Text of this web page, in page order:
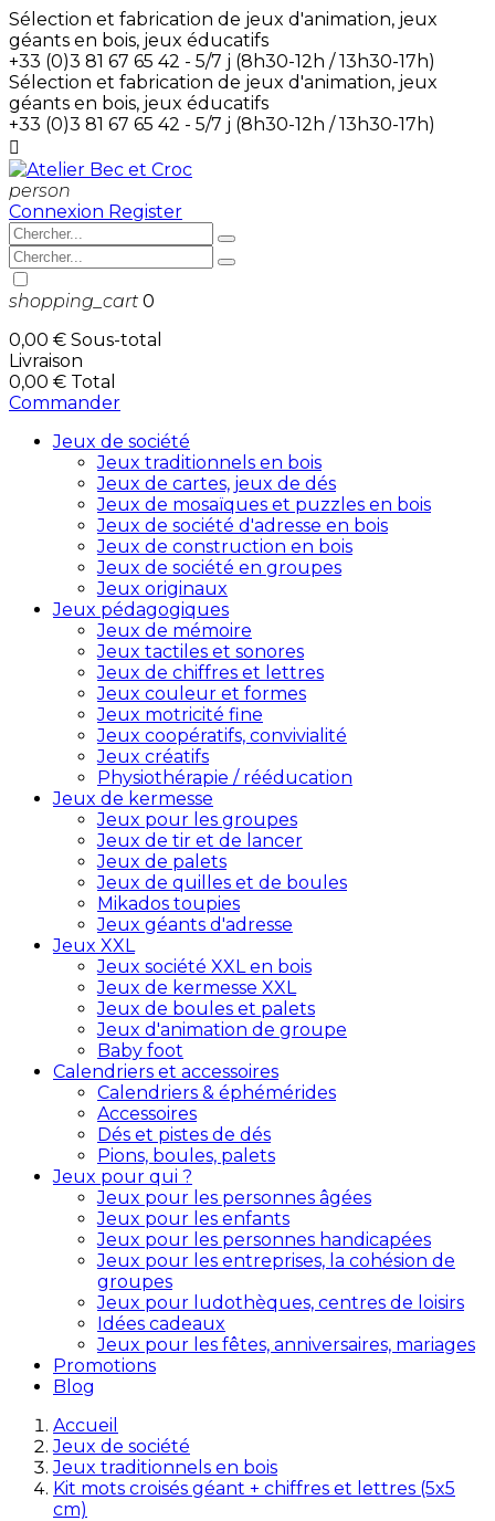
Sélection et fabrication de jeux d'animation, jeux
géants en bois, jeux éducatifs
+33 (0)3 81 67 65 42 - 5/7 j (8h30-12h / 13h30-17h)
Sélection et fabrication de jeux d'animation, jeux
géants en bois, jeux éducatifs
+33 (0)3 81 67 65 42 - 5/7 j (8h30-12h / 13h30-17h)

person
Connexion Register
shopping_cart 0
0,00 € Sous-total
Livraison
0,00 € Total
Commander
Jeux de société
Jeux traditionnels en bois
Jeux de cartes, jeux de dés
Jeux de mosaïques et puzzles en bois
Jeux de société d'adresse en bois
Jeux de construction en bois
Jeux de société en groupes
Jeux originaux
Jeux pédagogiques
Jeux de mémoire
Jeux tactiles et sonores
Jeux de chiffres et lettres
Jeux couleur et formes
Jeux motricité fine
Jeux coopératifs, convivialité
Jeux créatifs
Physiothérapie / rééducation
Jeux de kermesse
Jeux pour les groupes
Jeux de tir et de lancer
Jeux de palets
Jeux de quilles et de boules
Mikados toupies
Jeux géants d'adresse
Jeux XXL
Jeux société XXL en bois
Jeux de kermesse XXL
Jeux de boules et palets
Jeux d'animation de groupe
Baby foot
Calendriers et accessoires
Calendriers & éphémérides
Accessoires
Dés et pistes de dés
Pions, boules, palets
Jeux pour qui ?
Jeux pour les personnes âgées
Jeux pour les enfants
Jeux pour les personnes handicapées
Jeux pour les entreprises, la cohésion de
groupes
Jeux pour ludothèques, centres de loisirs
Idées cadeaux
Jeux pour les fêtes, anniversaires, mariages
Promotions
Blog
Accueil
Jeux de société
Jeux traditionnels en bois
Kit mots croisés géant + chiffres et lettres (5x5
cm)